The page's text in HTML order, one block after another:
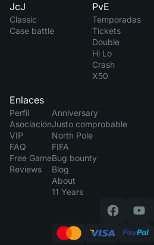
JcJ
Classic
Case battle
PvE
Temporadas
Tickets
Double
Hi Lo
Crash
X50
Enlaces
Perfil
Asociación
VIP
FAQ
Free Game
Reviews
Anniversary
Justo comprobable
North Pole
FIFA
Bug bounty
Blog
About
11 Years